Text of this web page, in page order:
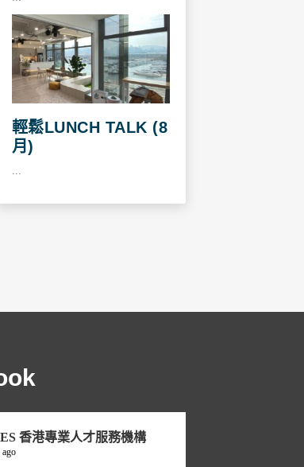
輕鬆LUNCH TALK (8
月)
香港專業人才服務機構
ago